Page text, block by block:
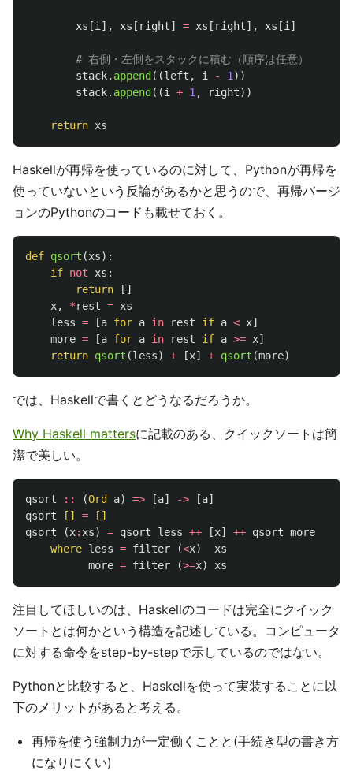
xs [i ], xs [ right] = xs [ right], xs [i ]
stack. append ((left , i - 1 ))
stack. append ((i + 1 , right))
return xs
Haskellが再帰を使っているのに対して、Pythonが再帰を
使っていないという反論があるかと思うので、再帰バージ
ョンのPythonのコードも載せておく。
def qsort (xs):
if not xs :
return
[]
x, *rest = xs
less = [a for a in rest if a < x]
more = [a for a in rest if a >= x]
return qsort (less) + [x] + qsort (more)
では、Haskellで書くとどうなるだろうか。
Why Haskell mattersに記載のある、クイックソートは簡
潔で美しい。
qsort :: (Ord a) => [a] -> [a]
qsort
[] =
[]
qsort
(x: xs) = qsort less ++ [x] ++ qsort more
where less = filter (<x)
xs
more = filter (>=x) xs
注目してほしいのは、Haskellのコードは完全にクイック
ソートとは何かという構造を記述している。コンピュータ
に対する命令をstep-by-stepで示しているのではない。
Pythonと比較すると、Haskellを使って実装することに以
下のメリットがあると考える。
再帰を使う強制力が一定働くことと(手続き型の書き方
になりにくい)